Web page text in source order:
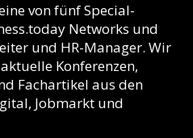
von fünf Special-
Networks und
und HR-Manager. Wir
Konferenzen,
Fachartikel aus den
Jobmarkt und